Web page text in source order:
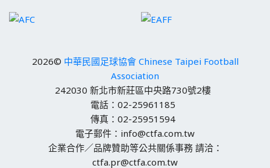
2026© 中華民國足球協會 Chinese Taipei Football
Association
242030 新北市新莊區中央路730號2樓
電話：02-25961185
傳真：02-25951594
電子郵件：info@ctfa.com.tw
企業合作／品牌贊助等公共關係事務 請洽：
ctfa.pr@ctfa.com.tw